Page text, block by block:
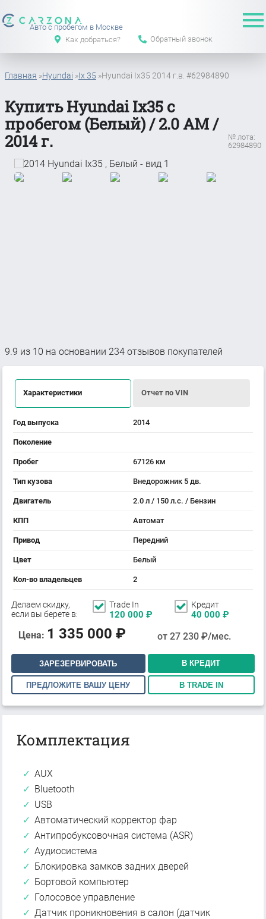
Авто с пробегом в Москве
Как добраться?
Обратный звонок
Главная »Hyundai »Ix 35 »Hyundai Ix35 2014 г.в. #62984890
Купить Hyundai Ix35 с
пробегом (Белый) / 2.0 АМ /
2014 г.
№ лота:
62984890
9.9 из 10 на основании 234 отзывов покупателей
Характеристики Отчет по VIN
Год выпуска 2014
Поколение
Пробег 67126 км
Тип кузова Внедорожник 5 дв.
Двигатель 2.0 л / 150 л.с. / Бензин
КПП Автомат
Привод Передний
Цвет Белый
Кол-во владельцев 2
Делаем скидку,
если вы берете в:
Trade In
120 000 ₽
Кредит
40 000 ₽
Цена: 1 335 000 ₽ от 27 230₽/мес.
ЗАРЕЗЕРВИРОВАТЬ В КРЕДИТ
ПРЕДЛОЖИТЕ ВАШУ ЦЕНУ В TRADE IN
Комплектация
AUX
Bluetooth
USB
Автоматический корректор фар
Антипробуксовочная система (ASR)
Аудиосистема
Блокировка замков задних дверей
Бортовой компьютер
Голосовое управление
Датчик проникновения в салон (датчик